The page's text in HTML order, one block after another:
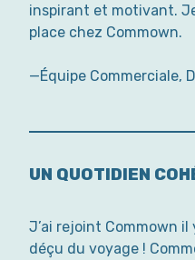
inspirant et motivant.
place chez Commown.
—Équipe Commerciale,
UN QUOTIDIEN
J’ai rejoint Commown
déçu du voyage !